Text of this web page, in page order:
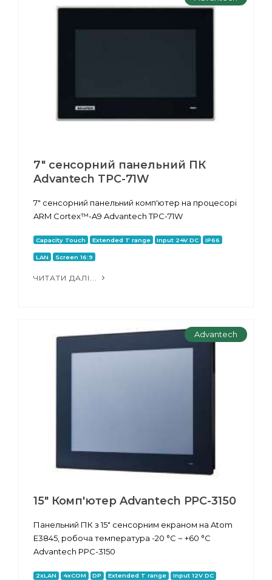
7" сенсорний панельний ПК
Advantech TPC-71W
7" сенсорний панельний комп'ютер на процесорі
ARM Cortex™-A9 Advantech TPC-71W
Capacity Touch Extended T range Input 24V DC IP66
LAN Screen 16:9
ЧИТАТИ ДАЛІ...
Advantech
15" Комп'ютер Advantech PPC-3150
Панельний ПК з 15" сенсорним екраном на Atom
E3845, робоча температура -20 °C ~ +60 °C
Advantech PPC-3150
2xLAN 4xCOM DP Extended T range Input 12V DC